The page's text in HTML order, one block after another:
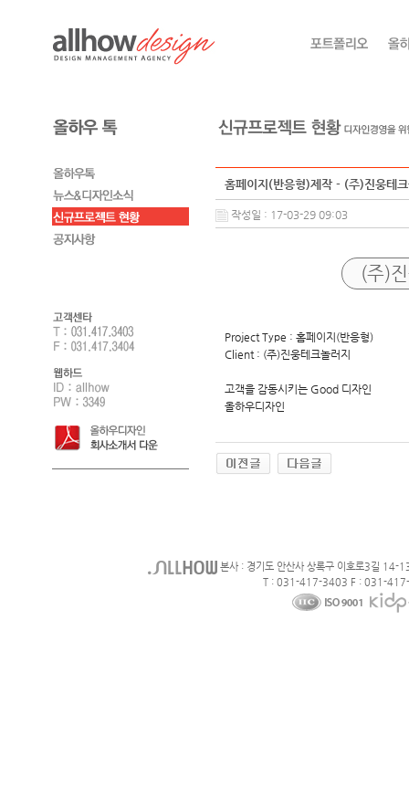
홈페이지(반응형)제작 - (주)진웅테
작성일 : 17-03-29 09:03
(주)
Project Type : 홈페이지(반응형)
Client : (주)진웅테크놀러지
고객을 감동시키는 Good 디자인
올하우디자인
본사 : 경기도 안산사 상록구 이호로3길 14-
T : 031-417-3403 F : 031-